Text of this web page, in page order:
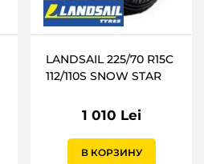
LANDSAIL 225/70 R15C
112/110S SNOW STAR
1 010 Lei
В КОРЗИНУ